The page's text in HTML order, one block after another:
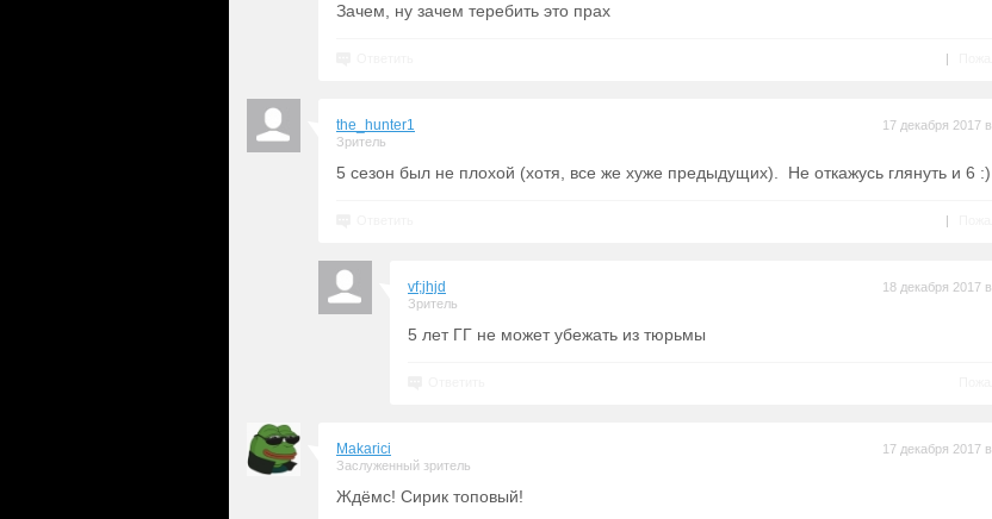
Зачем, ну зачем теребить это прах
|
the_hunter1
Зритель
17 декабря 2017
5 сезон был не плохой (хотя, все же хуже предыдущих). Не откажусь глянуть и 6 :)
|
vf;jhjd
Зритель
18 декабря 2017
5 лет ГГ не может убежать из тюрьмы
Makarici
Заслуженный зритель
17 декабря 2017
Ждёмс! Сирик топовый!